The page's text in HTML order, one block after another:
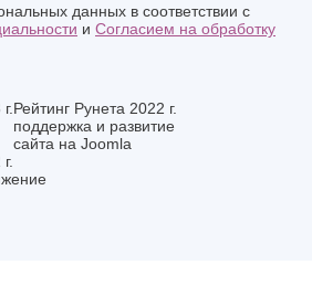
данных в соответствии с
и Согласием на обработку
Рейтинг Рунета 2022 г.
поддержка и развитие
сайта на Joomla